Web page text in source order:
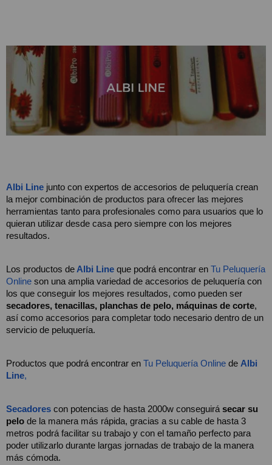
Albi Line junto con expertos de accesorios de peluquería crean
la mejor combinación de productos para ofrecer las mejores
herramientas tanto para profesionales como para usuarios que lo
quieran utilizar desde casa pero siempre con los mejores
resultados.
Los productos de Albi Line que podrá encontrar en Tu Peluquería
Online son una amplia variedad de accesorios de peluquería con
los que conseguir los mejores resultados, como pueden ser
secadores, tenacillas, planchas de pelo, máquinas de corte,
así como accesorios para completar todo necesario dentro de un
servicio de peluquería.
Productos que podrá encontrar en Tu Peluquería Online de Albi
Line,
Secadores con potencias de hasta 2000w conseguirá secar su
pelo de la manera más rápida, gracias a su cable de hasta 3
metros podrá facilitar su trabajo y con el tamaño perfecto para
poder utilizarlo durante largas jornadas de trabajo de la manera
más cómoda.